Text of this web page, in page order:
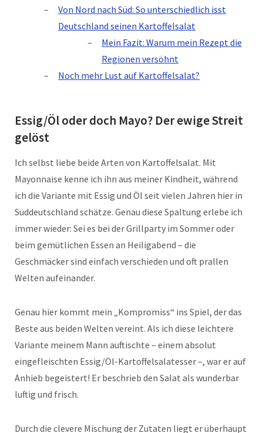
Von Nord nach Süd: So unterschiedlich isst
Deutschland seinen Kartoffelsalat
Mein Fazit: Warum mein Rezept die
Regionen versöhnt
Noch mehr Lust auf Kartoffelsalat?
Essig/Öl oder doch Mayo? Der ewige Streit
gelöst
Ich selbst liebe beide Arten von Kartoffelsalat. Mit
Mayonnaise kenne ich ihn aus meiner Kindheit, während
ich die Variante mit Essig und Öl seit vielen Jahren hier in
Süddeutschland schätze. Genau diese Spaltung erlebe ich
immer wieder: Sei es bei der Grillparty im Sommer oder
beim gemütlichen Essen an Heiligabend – die
Geschmäcker sind einfach verschieden und oft prallen
Welten aufeinander.
Genau hier kommt mein „Kompromiss“ ins Spiel, der das
Beste aus beiden Welten vereint. Als ich diese leichtere
Variante meinem Mann auftischte – einem absolut
eingefleischten Essig/Öl-Kartoffelsalatesser –, war er auf
Anhieb begeistert! Er beschrieb den Salat als wunderbar
luftig und frisch.
Durch die clevere Mischung der Zutaten liegt er überhaupt